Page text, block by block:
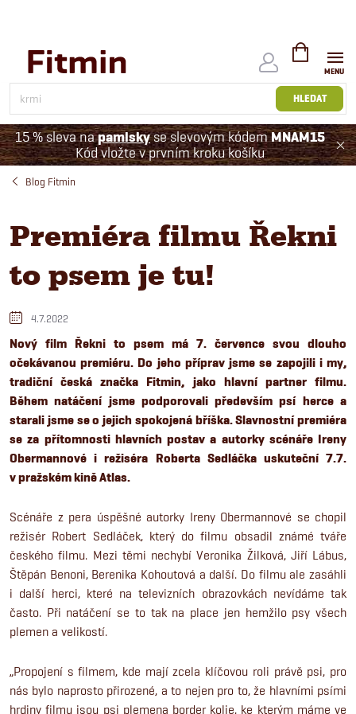
HLEDAT
NÁKUPNÍ
KOŠÍK
15 % sleva napamlskyse slevovým kódemMNAM15
Kód vložte v prvním kroku košíku
Blog Fitmin
Premiéra filmu Řekni
to psem je tu!
4.7.2022
Nový film Řekni to psem má 7. července svou dlouho
očekávanou premiéru. Do jeho příprav jsme se zapojili i my,
tradiční česká značka Fitmin, jako hlavní partner filmu.
Během natáčení jsme podporovali především psí herce a
starali jsme se o jejich spokojená bříška. Slavnostní premiéra
se za přítomnosti hlavních postav a autorky scénáře Ireny
Obermannové i režiséra Roberta Sedláčka uskuteční 7.7.
v pražském kině Atlas.
Scénáře z pera úspěšné autorky Ireny Obermannové se chopil
režisér Robert Sedláček, který do filmu obsadil známé tváře
českého filmu. Mezi těmi nechybí Veronika Žilková, Jiří Lábus,
Štěpán Benoni, Berenika Kohoutová a další. Do filmu ale zasáhli
i další herci, které na televizních obrazovkách nevídáme tak
často. Při natáčení se to tak na place jen hemžilo psy všech
plemen a velikostí.
„Propojení s filmem, kde mají zcela klíčovou roli právě psi, pro
nás bylo naprosto přirozené, a to nejen pro to, že hlavními psími
hrdiny filmu jsou psi plemena border kolie, ke kterým máme ve